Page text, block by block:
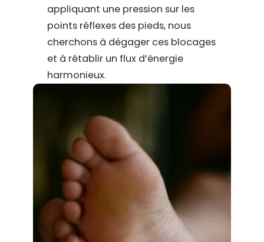
appliquant une pression sur les
points réflexes des pieds, nous
cherchons à dégager ces blocages
et à rétablir un flux d’énergie
harmonieux.